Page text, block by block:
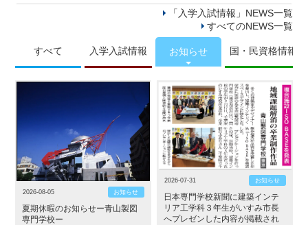
「入学入試情報」NEWS一覧
すべてのNEWS一覧
すべて 入学入試情報 お知らせ 国・民資格情報
2026-08-05 お知らせ
夏期休暇のお知らせー青山製図
専門学校ー
2026-07-31 お知らせ
日本専門学校新聞に建築インテ
リア工学科３年生がいすみ市長
へプレゼンした内容が掲載され